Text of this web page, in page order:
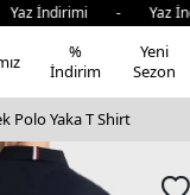
-
%
İndirim
Yeni
Sezon
Polo Yaka T Shirt